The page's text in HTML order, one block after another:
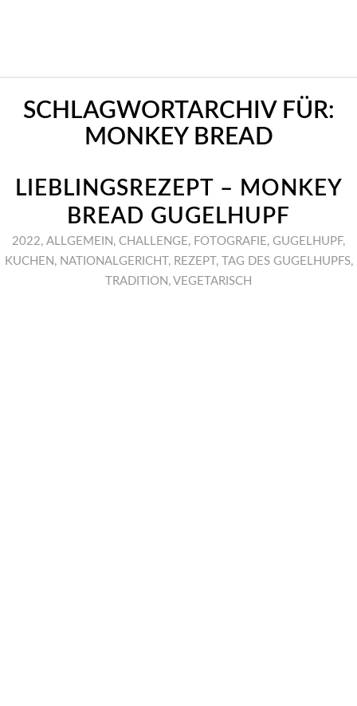
SCHLAGWORTARCHIV FÜR:
MONKEY BREAD
LIEBLINGSREZEPT – MONKEY
BREAD GUGELHUPF
2022, ALLGEMEIN , CHALLENGE, FOTOGRAFIE, GUGELHUPF,
KUCHEN , NATIONALGERICHT , REZEPT , TAG DES GUGELHUPFS,
TRADITION , VEGETARISCH